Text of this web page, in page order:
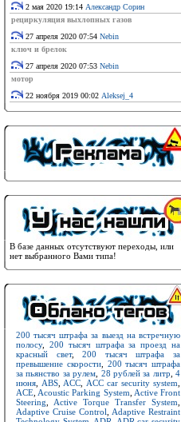
2 мая 2020 19:14 Александр Сорин
рециркуляция выхлопных газов
27 апреля 2020 07:54 Nebin
ключ и брелок
27 апреля 2020 07:53 Nebin
мотор
22 ноября 2019 00:02 Aleksej_4
В базе данных отсутствуют переходы, или
нет выбранного Вами типа!
200 тысяч штрафа за выезд на встречную
полосу, 200 тысяч штрафа за проезд на
красный свет,200 тысяч штрафа за
превышение скорости, 200 тысяч штрафа
за пьянство за рулем 28 рублей за литр 4
июня
ABS ACC ACC car security system
ACE Acoustic Parking System Active Front
Steering
Active Torque Transfer System
Adaptive Cruise Control
Adaptive Restraint